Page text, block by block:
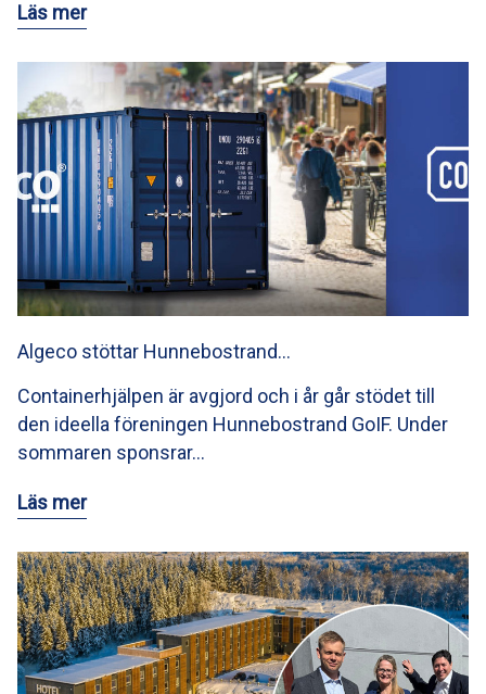
Läs mer
Algeco stöttar Hunnebostrand…
Containerhjälpen är avgjord och i år går stödet till
den ideella föreningen Hunnebostrand GoIF. Under
sommaren sponsrar…
Läs mer